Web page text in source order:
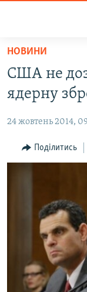
Перейти
основного
матеріалу
Перейти
до
навігації
Перейти
ВОДА.КРИМ
ВІДЕО ТА ФОТО
ПОЛІТИКА
БЛОГИ
ВСЕ ЗА ДЕНЬ
СПЕЦПРОЕКТИ
ДЕПОРТАЦІЯ
ВІДЕОУРОКИ
ЯК ОБІЙТИ
Русский
НОВИНИ
США не
ядерну
24 жовтень 2014,
Поділитись